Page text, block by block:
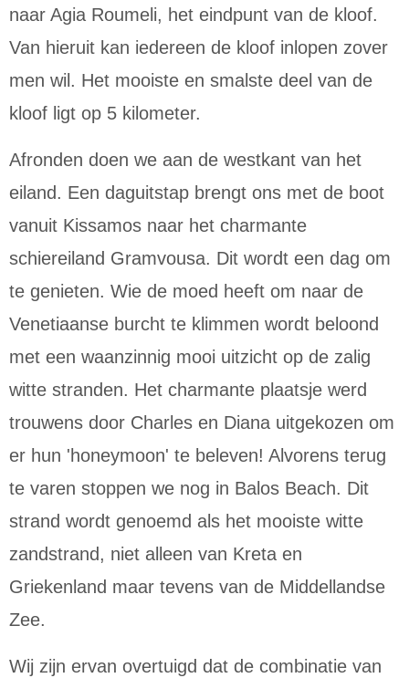
naar Agia Roumeli, het eindpunt van de kloof.
Van hieruit kan iedereen de kloof inlopen zover
men wil. Het mooiste en smalste deel van de
kloof ligt op 5 kilometer.
Afronden doen we aan de westkant van het
eiland. Een daguitstap brengt ons met de boot
vanuit Kissamos naar het charmante
schiereiland Gramvousa. Dit wordt een dag om
te genieten. Wie de moed heeft om naar de
Venetiaanse burcht te klimmen wordt beloond
met een waanzinnig mooi uitzicht op de zalig
witte stranden. Het charmante plaatsje werd
trouwens door Charles en Diana uitgekozen om
er hun 'honeymoon' te beleven! Alvorens terug
te varen stoppen we nog in Balos Beach. Dit
strand wordt genoemd als het mooiste witte
zandstrand, niet alleen van Kreta en
Griekenland maar tevens van de Middellandse
Zee.
Wij zijn ervan overtuigd dat de combinatie van